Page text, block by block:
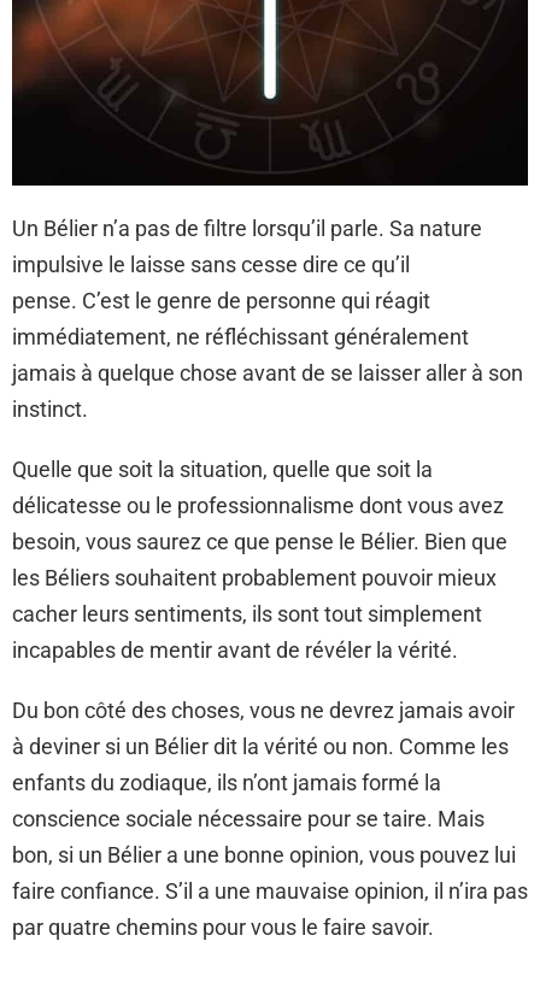
Un Bélier n’a pas de filtre lorsqu’il parle. Sa nature
impulsive le laisse sans cesse dire ce qu’il
pense. C’est le genre de personne qui réagit
immédiatement, ne réfléchissant généralement
jamais à quelque chose avant de se laisser aller à son
instinct.
Quelle que soit la situation, quelle que soit la
délicatesse ou le professionnalisme dont vous avez
besoin, vous saurez ce que pense le Bélier. Bien que
les Béliers souhaitent probablement pouvoir mieux
cacher leurs sentiments, ils sont tout simplement
incapables de mentir avant de révéler la vérité.
Du bon côté des choses, vous ne devrez jamais avoir
à deviner si un Bélier dit la vérité ou non. Comme les
enfants du zodiaque, ils n’ont jamais formé la
conscience sociale nécessaire pour se taire. Mais
bon, si un Bélier a une bonne opinion, vous pouvez lui
faire confiance. S’il a une mauvaise opinion, il n’ira pas
par quatre chemins pour vous le faire savoir.